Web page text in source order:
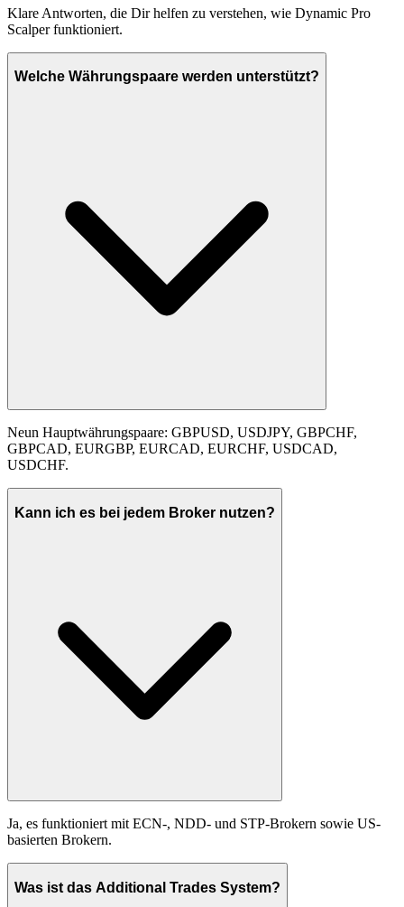
Klare Antworten, die Dir helfen zu verstehen, wie Dynamic Pro
Scalper funktioniert.
Welche Währungspaare werden unterstützt?
Neun Hauptwährungspaare: GBPUSD, USDJPY, GBPCHF,
GBPCAD, EURGBP, EURCAD, EURCHF, USDCAD,
USDCHF.
Kann ich es bei jedem Broker nutzen?
Ja, es funktioniert mit ECN-, NDD- und STP-Brokern sowie US-
basierten Brokern.
Was ist das Additional Trades System?